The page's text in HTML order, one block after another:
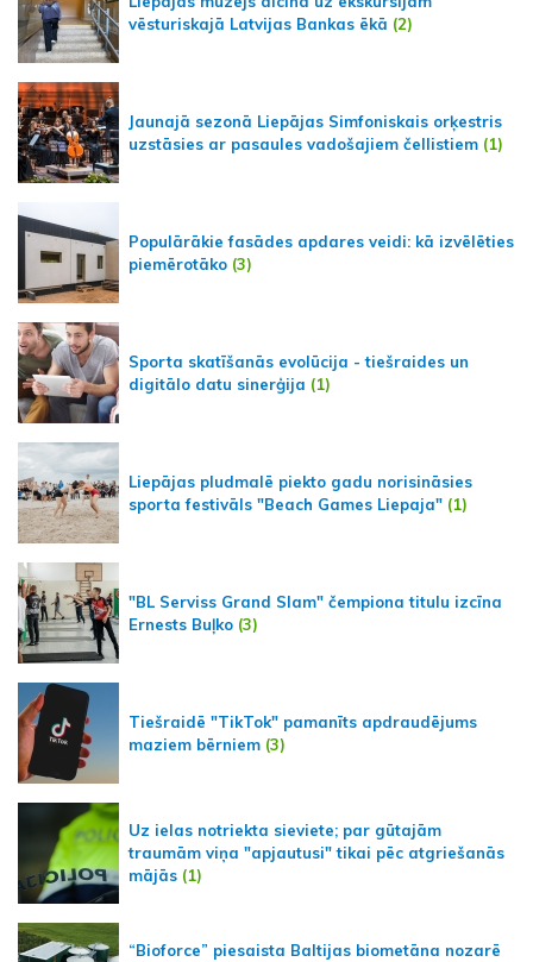
vēsturiskajā Latvijas Bankas ēkā (2)
Jaunajā sezonā Liepājas Simfoniskais orķestris
uzstāsies ar pasaules vadošajiem čellistiem (1)
Populārākie fasādes apdares veidi: kā izvēlēties
piemērotāko (3)
Sporta skatīšanās evolūcija - tiešraides un
digitālo datu sinerģija (1)
Liepājas pludmalē piekto gadu norisināsies
sporta festivāls "Beach Games Liepaja" (1)
"BL Serviss Grand Slam" čempiona titulu izcīna
Ernests Buļko (3)
Tiešraidē "TikTok" pamanīts apdraudējums
maziem bērniem (3)
Uz ielas notriekta sieviete; par gūtajām
traumām viņa "apjautusi" tikai pēc atgriešanās
mājās (1)
“Bioforce” piesaista Baltijas biometāna nozarē